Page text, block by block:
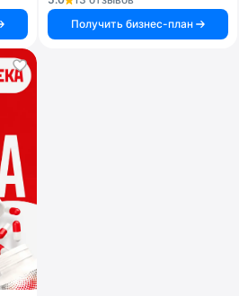
Получить бизнес-план